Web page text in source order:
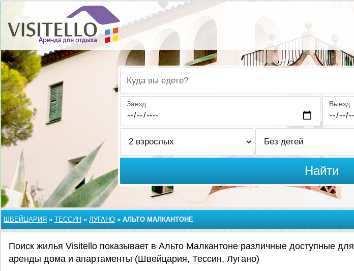
Куда вы едете?
Заезд Выезд
Найти
ШВЕЙЦАРИЯ » ТЕССИН » ЛУГАНО » АЛЬТО МАЛКАНТОНЕ
Поиск жилья Visitello показывает в Альто Малкантоне различные доступные для
аренды дома и апартаменты (Швейцария, Тессин, Лугано)